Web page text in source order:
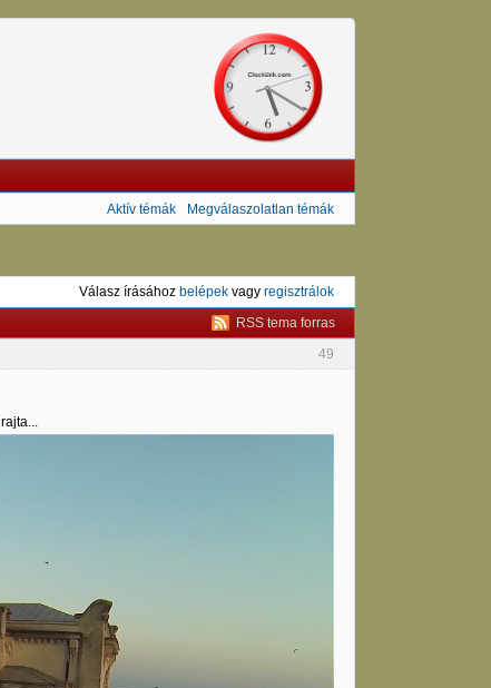
Aktív témák Megválaszolatlan témák
Válasz írásához belépek vagy regisztrálok
RSS tema forras
49